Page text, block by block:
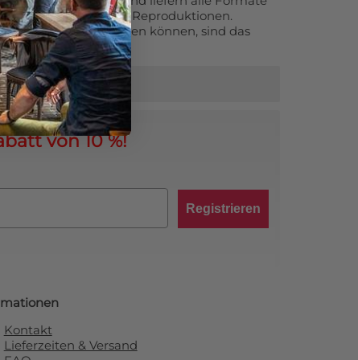
zu großen Fine Art Reproduktionen.
Sie sich entscheiden können, sind das
von 10 %!
Registrieren
Kontakt
Lieferzeiten & Versand